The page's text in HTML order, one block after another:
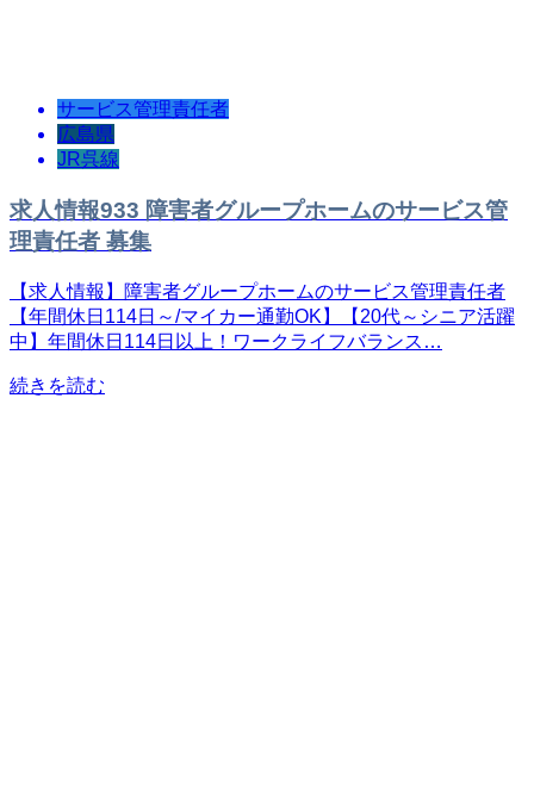
サービス管理責任者
広島県
JR呉線
求人情報933 障害者グループホームのサービス管
理責任者 募集
【求人情報】障害者グループホームのサービス管理責任者
【年間休日114日～/マイカー通勤OK】【20代～シニア活躍
中】年間休日114日以上！ワークライフバランス…
続きを読む